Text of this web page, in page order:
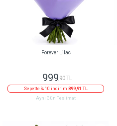
Forever Lilac
999,90 TL
Sepette % 10 indirim 899,91 TL
Aynı Gün Teslimat